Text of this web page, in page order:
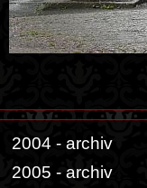
2004 - archiv
2005 - archiv